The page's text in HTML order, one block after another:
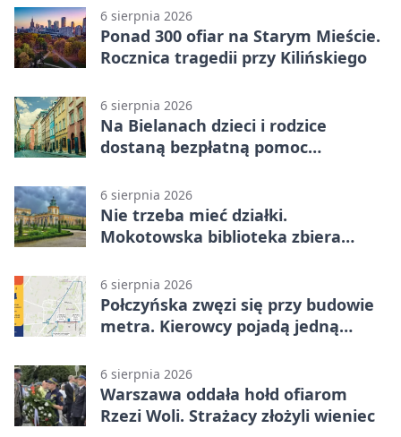
6 sierpnia 2026
Ponad 300 ofiar na Starym Mieście.
Rocznica tragedii przy Kilińskiego
6 sierpnia 2026
Na Bielanach dzieci i rodzice
dostaną bezpłatną pomoc
6 sierpnia 2026
Nie trzeba mieć działki.
Mokotowska biblioteka zbiera
6 sierpnia 2026
Połczyńska zwęzi się przy budowie
metra. Kierowcy pojadą jedną
6 sierpnia 2026
Warszawa oddała hołd ofiarom
Rzezi Woli. Strażacy złożyli wieniec